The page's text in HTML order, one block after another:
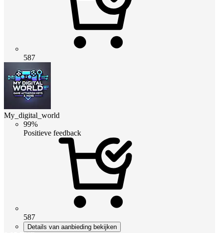
587
My_digital_world
99%
Positieve feedback
587
Details van aanbieding bekijken